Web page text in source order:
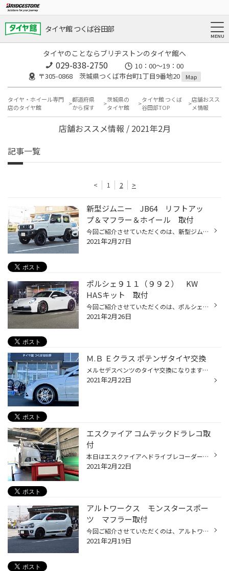
タイヤ館 つくば谷田部
タイヤのことならブリヂストンのタイヤ館へ
029-838-2750
10：00～19：00
〒305-0868 茨城県つくば市台町1丁目9番地20
Map
タイヤ・ホイール専門
店のタイヤ館
都道府県
から探す
茨城県の
タイヤ館
タイヤ館 つくば
谷田部TOP
店舗おスス
メ情報
店舗おススメ情報 / 2021年2月
記事一覧
< 1 2 >
新型ジムニー JB64 リフトアッ
プ＆マフラー＆ホイール 取付
今回ご紹介させていただくのは、新型ジムニーのリフトアップとマフラー交換 のご紹介になります。納車されてすぐに作業をさせてもらいました。 今回取付した商品は ・JAOS リフトアップセットVFS ショックアブソーバーとスプリングとブレーキホースのセットになります。 取り付け後は約４センチほど...
2021年2月27日
ポルシェ９１１（９９２） KW
HASキット 取付
今回ご紹介させていただくのは、ポルシェ９１１（現行）に 車高調整式のスプリングキットを取付させてもらいました。 取付した商品は谷田部店で正規取扱店となっているKWの商品です。 ・KWサスペンション HASキット こちらの商品は純正のショックに専用のアジャスターとスプリングを 組み合わせて車...
2021年2月26日
Ｍ.Ｂ Ｅクラス ポテンザタイヤ交換
メルセデスベンツのタイヤ交換になります☆彡 タイヤはポテンザ アドレナリン ＲＥ００４です♬ 元々はポテンザＲＥ０５０が装着されていました が経年劣化によるひび割れが出てしまったので４ 本交換になりました☆ 外車は国産車と違い駆動のトルクが強いのでしっ かりグリップして安心してお乗り頂け...
2021年2月22日
エスクァイア コムテックドラレコ取
付
本日はエスクァイアへドライブレコーダーの取付 をしました☆彡 コムテックＨＤＲ２０３Ｇドラレコになります♬ ２カメが主流になっていますが、煽られたら避け てその車に道を譲るみたいでしたのでトラブルは フロントだけでも回避できますね！ ちなみに私もフロントしかつけていません。 私も同意見...
2021年2月22日
アルトワークス モンスタースポー
ツ マフラー取付
今回ご紹介させていただくのは、アルトワークスにマフラー取付のご紹介です。 取付したマフラーは モンスタースポーツ タイプSP-XXマフラー シンプルな2本出しのマフラーです。しっかりとモンスタースポーツのロゴも 入っていて高級感もあるマフラーです。音量も程よくアップしていて心地よいサウン...
2021年2月19日